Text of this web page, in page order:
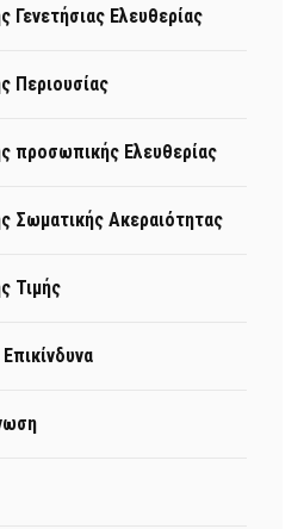
Γενετήσιας Ελευθερίας
Περιουσίας
προσωπικής Ελευθερίας
Σωματικής Ακεραιότητας
Τιμής